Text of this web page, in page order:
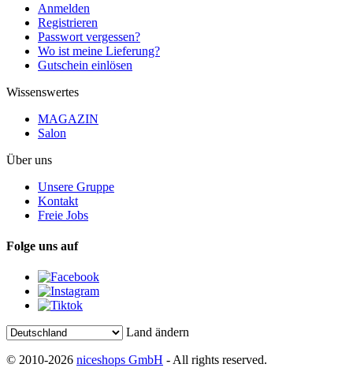
Anmelden
Registrieren
Passwort vergessen?
Wo ist meine Lieferung?
Gutschein einlösen
Wissenswertes
MAGAZIN
Salon
Über uns
Unsere Gruppe
Kontakt
Freie Jobs
Folge uns auf
Land ändern
© 2010-2026 niceshops GmbH - All rights reserved.